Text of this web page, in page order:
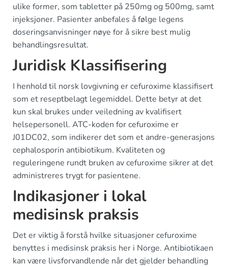
ulike former, som tabletter på 250mg og 500mg, samt
injeksjoner. Pasienter anbefales å følge legens
doseringsanvisninger nøye for å sikre best mulig
behandlingsresultat.
Juridisk Klassifisering
I henhold til norsk lovgivning er cefuroxime klassifisert
som et reseptbelagt legemiddel. Dette betyr at det
kun skal brukes under veiledning av kvalifisert
helsepersonell. ATC-koden for cefuroxime er
J01DC02, som indikerer det som et andre-generasjons
cephalosporin antibiotikum. Kvaliteten og
reguleringene rundt bruken av cefuroxime sikrer at det
administreres trygt for pasientene.
Indikasjoner i lokal
medisinsk praksis
Det er viktig å forstå hvilke situasjoner cefuroxime
benyttes i medisinsk praksis her i Norge. Antibiotikaen
kan være livsforvandlende når det gjelder behandling